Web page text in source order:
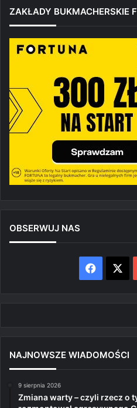
ZAKŁADY BUKMACHERSKIE
OBSERWUJ NAS
NAJNOWSZE WIADOMOŚCI
9 sierpnia 2026
Zmiana warty – czyli rzecz o